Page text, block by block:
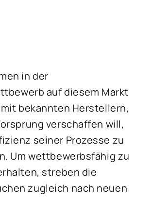
in der
auf diesem Markt
bekannten Herstellern,
verschaffen will,
seiner Prozesse zu
Um wettbewerbsfähig zu
streben die
zugleich nach neuen